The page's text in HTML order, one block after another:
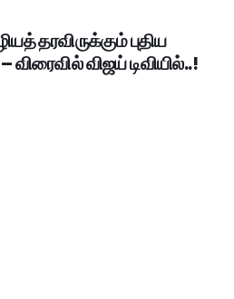
தரவிருக்கும் புதிய
விஜய் டிவியில்..!